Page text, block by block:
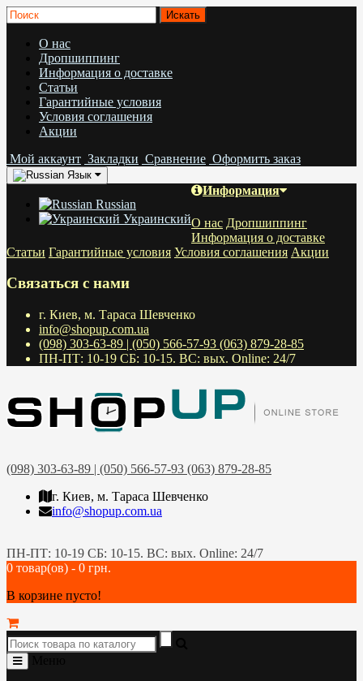
О нас
Дропшиппинг
Информация о доставке
Статьи
Гарантийные условия
Условия соглашения
Акции
Мой аккаунт Закладки Сравнение Оформить заказ
Язык
Russian
Украинский
Информация
О нас Дропшиппинг
Информация о доставке
Статьи Гарантийные условия Условия соглашения Акции
Связаться с нами
г. Киев, м. Тараса Шевченко
info@shopup.com.ua
(098) 303-63-89 | (050) 566-57-93 (063) 879-28-85
ПН-ПТ: 10-19 СБ: 10-15. ВС: вых. Online: 24/7
(098) 303-63-89 | (050) 566-57-93 (063) 879-28-85
г. Киев, м. Тараса Шевченко
info@shopup.com.ua
ПН-ПТ: 10-19 СБ: 10-15. ВС: вых. Online: 24/7
0 товар(ов) - 0 грн.
В корзине пусто!